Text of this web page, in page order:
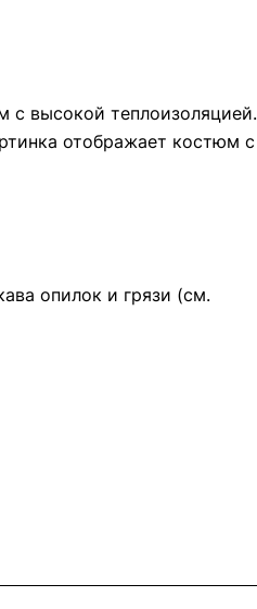
с высокой теплоизоляцией.
отображает костюм с
опилок и грязи (см.